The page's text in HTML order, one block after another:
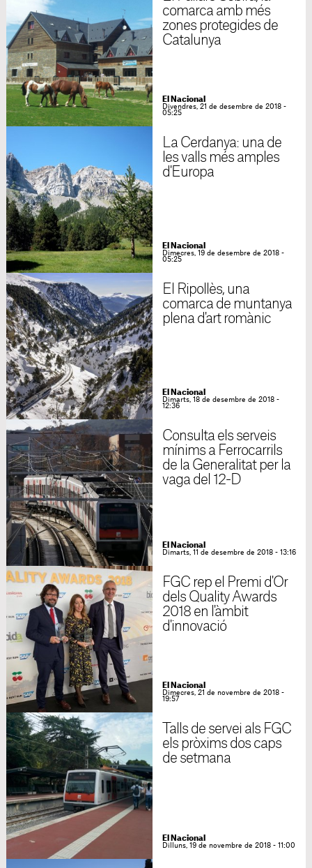
comarca amb més
zones protegides de
Catalunya
El Nacional
Divendres, 21 de desembre de 2018 -
05:25
La Cerdanya: una de
les valls més amples
d'Europa
El Nacional
Dimecres, 19 de desembre de 2018 -
05:25
El Ripollès, una
comarca de muntanya
plena d'art romànic
El Nacional
Dimarts, 18 de desembre de 2018 -
12:36
Consulta els serveis
mínims a Ferrocarrils
de la Generalitat per la
vaga del 12-D
El Nacional
Dimarts, 11 de desembre de 2018 - 13:16
FGC rep el Premi d'Or
dels Quality Awards
2018 en l'àmbit
d'innovació
El Nacional
Dimecres, 21 de novembre de 2018 -
19:57
Talls de servei als FGC
els pròxims dos caps
de setmana
El Nacional
Dilluns, 19 de novembre de 2018 - 11:00